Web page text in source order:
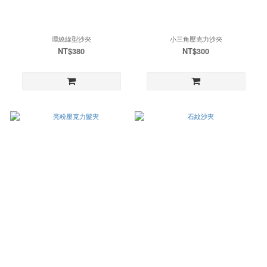
環繞線型沙夾
NT$380
小三角壓克力沙夾
NT$300